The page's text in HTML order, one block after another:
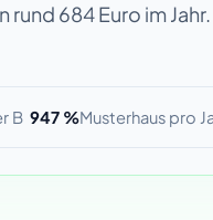
684 Euro im Jahr.
B 947 %Musterhaus pro